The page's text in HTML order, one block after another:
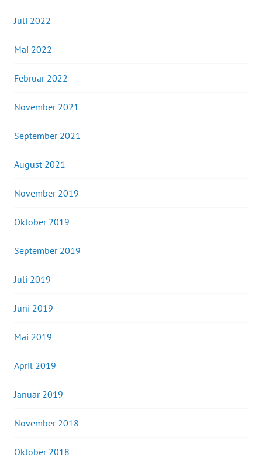
Juli 2022
Mai 2022
Februar 2022
November 2021
September 2021
August 2021
November 2019
Oktober 2019
September 2019
Juli 2019
Juni 2019
Mai 2019
April 2019
Januar 2019
November 2018
Oktober 2018